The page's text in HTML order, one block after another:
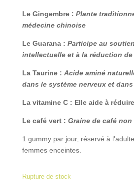
Le Gingembre : Plante
médecine chinoise
Le Guarana : Participe au
intellectuelle et à la réduction
La Taurine : Acide aminé
dans le système nerveux et
La vitamine C : Elle aide à
Le café vert : Graine de café non
1 gummy par jour, réservé à
femmes enceintes.
Rupture de stock